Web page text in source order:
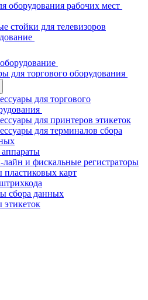
оборудования рабочих мест
стойки для телевизоров
для торгового оборудования
для торгового
для принтеров этикеток
для терминалов сбора
и фискальные регистраторы
карт
сбора данных